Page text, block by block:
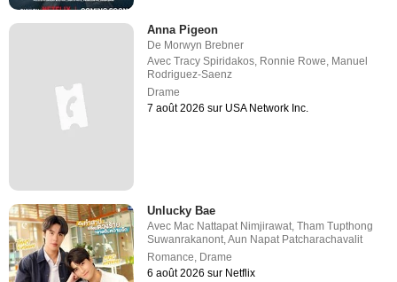
Anna Pigeon
De Morwyn Brebner
AvecTracy Spiridakos, Ronnie Rowe, Manuel
Rodriguez-Saenz
Drame
7 août 2026 sur USA Network Inc.
Unlucky Bae
Avec Mac Nattapat Nimjirawat ,Tham Tupthong
Suwanrakanont ,Aun Napat Patcharachavalit
Romance Drame
6 août 2026 sur Netflix